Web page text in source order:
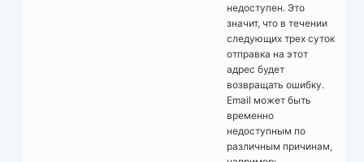
недоступен. Это
значит, что в течении
следующих трех суток
отправка на этот
адрес будет
возвращать ошибку.
Email может быть
временно
недоступным по
различным причинам,